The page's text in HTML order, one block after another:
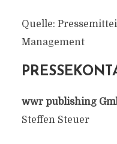
Quelle:
Management
wwr publishing
Steffen Steuer